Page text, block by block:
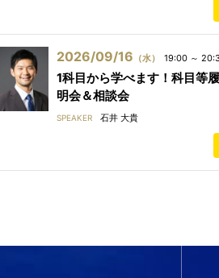
2026/09/16 （水） 19:00 ～
1科目から学べます！科目等
明会＆相談会
SPEAKER 石井 大貴